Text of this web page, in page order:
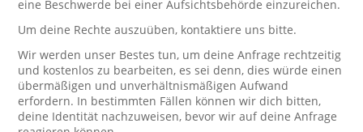
eine Beschwerde bei einer Aufsichtsbehörde einzureichen.
Um deine Rechte auszuüben, kontaktiere uns bitte.
Wir werden unser Bestes tun, um deine Anfrage rechtzeitig
und kostenlos zu bearbeiten, es sei denn, dies würde einen
übermäßigen und unverhältnismäßigen Aufwand
erfordern. In bestimmten Fällen können wir dich bitten,
deine Identität nachzuweisen, bevor wir auf deine Anfrage